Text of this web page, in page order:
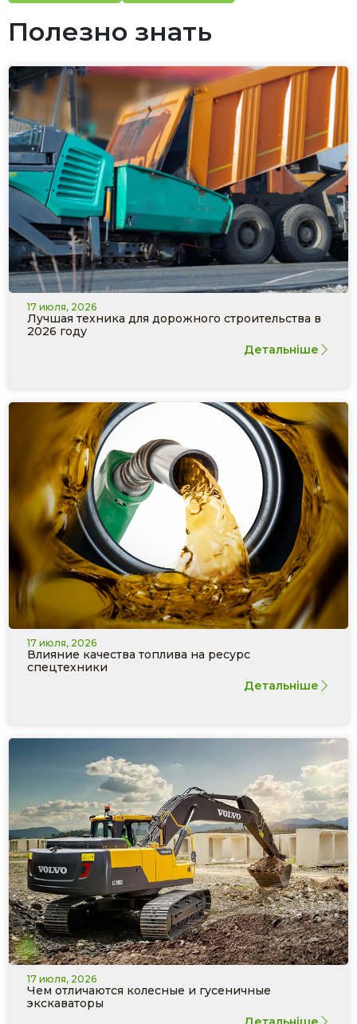
Полезно знать
17 июля, 2026
Лучшая техника для дорожного строительства в
2026 году
Детальніше
17 июля, 2026
Влияние качества топлива на ресурс
спецтехники
Детальніше
17 июля, 2026
Чем отличаются колесные и гусеничные
экскаваторы